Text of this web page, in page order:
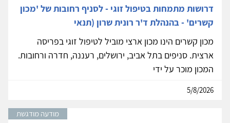
דרושות מתמחות בטיפול זוגי - לסניף רחובות של 'מכון
קשרים' - בהנהלת ד'ר רונית שרון (תנאי
מכון קשרים הינו מכון ארצי מוביל לטיפול זוגי בפריסה
ארצית. סניפים בתל אביב, ירושלים, רעננה, חדרה ורחובות.
המכון מוכר על ידי
5/8/2026
מודעה מודגשת